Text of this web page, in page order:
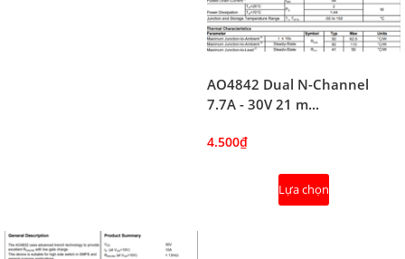
AO4842 Dual N-Channel
7.7A - 30V 21 m...
4.500₫
Lựa chọn